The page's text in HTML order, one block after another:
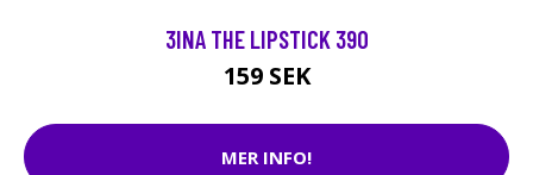
3INA THE LIPSTICK 390
159 SEK
MER INFO!